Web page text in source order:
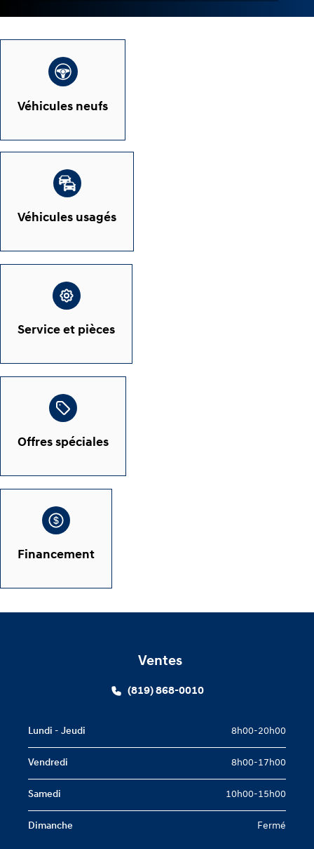
Véhicules neufs
Véhicules usagés
Service et pièces
Offres spéciales
Financement
Ventes
(819) 868-0010
Lundi - Jeudi 8h00-20h00
Vendredi 8h00-17h00
Samedi 10h00-15h00
Dimanche Fermé